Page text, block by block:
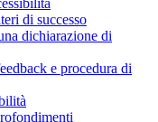
di successo
dichiarazione di
e procedura di